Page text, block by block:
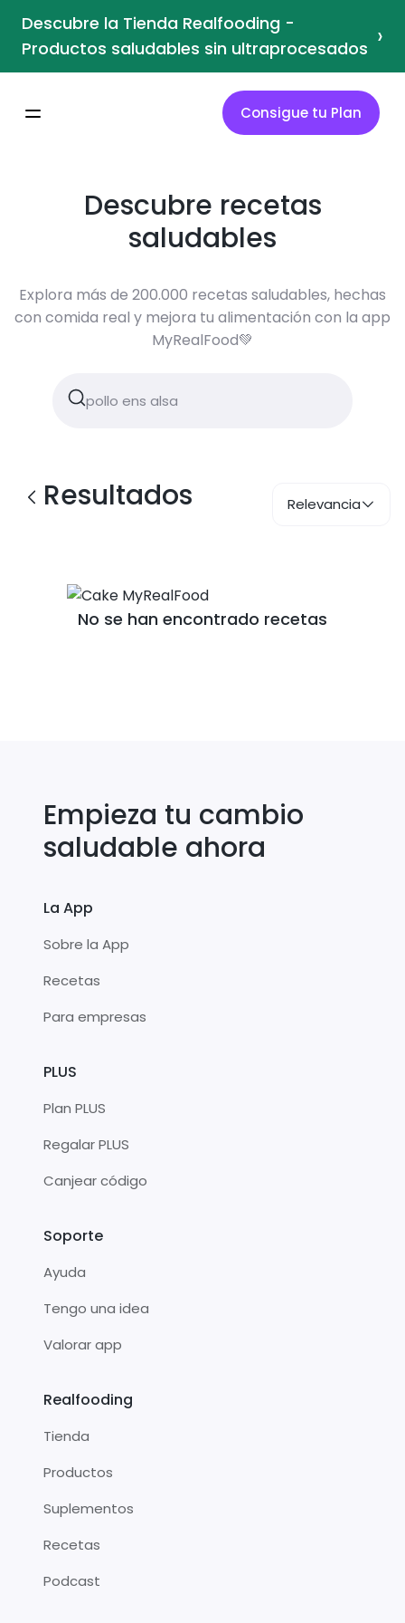
Descubre la Tienda Realfooding -
Productos saludables sin ultraprocesados ›
Consigue tu Plan
Descubre recetas
saludables
Explora más de 200.000 recetas saludables, hechas
con comida real y mejora tu alimentación con la app
MyRealFood💚
Resultados Relevancia
No se han encontrado recetas
Empieza tu cambio
saludable ahora
La App
Sobre la App
Recetas
Para empresas
PLUS
Plan PLUS
Regalar PLUS
Canjear código
Soporte
Ayuda
Tengo una idea
Valorar app
Realfooding
Tienda
Productos
Suplementos
Recetas
Podcast